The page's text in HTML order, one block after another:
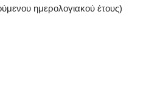
ημερολογιακού έτους)